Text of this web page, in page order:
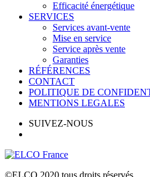
Efficacité énergétique
SERVICES
Services avant-vente
Mise en service
Service après vente
Garanties
RÉFÉRENCES
CONTACT
POLITIQUE DE
MENTIONS LEGALES
SUIVEZ-NOUS